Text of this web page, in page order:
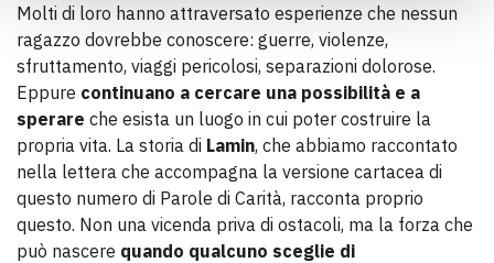
Molti di loro hanno attraversato esperienze che nessun
ragazzo dovrebbe conoscere: guerre, violenze,
sfruttamento, viaggi pericolosi, separazioni dolorose.
Eppure continuano a cercare una possibilità e a
sperare che esista un luogo in cui poter costruire la
propria vita. La storia di Lamin, che abbiamo raccontato
nella lettera che accompagna la versione cartacea di
questo numero di Parole di Carità, racconta proprio
questo. Non una vicenda priva di ostacoli, ma la forza che
può nascere quando qualcuno sceglie di